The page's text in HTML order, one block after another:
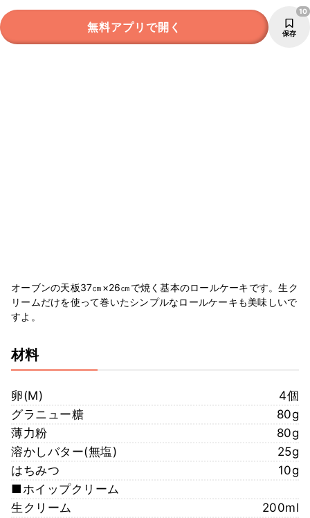
無料アプリで開く 保存
10
オーブンの天板37㎝×26㎝で焼く基本のロールケーキです。生ク
リームだけを使って巻いたシンプルなロールケーキも美味しいで
すよ。
材料
卵(M)
4個
グラニュー糖
80g
薄力粉
80g
溶かしバター(無塩)
25g
はちみつ
10g
■ホイップクリーム
生クリーム
200ml